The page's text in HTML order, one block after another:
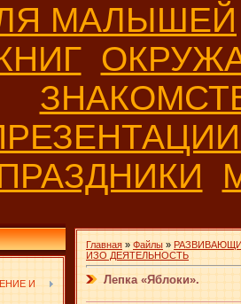
МАЛЫШЕЙ
И
Главная » Файлы »
ИЗО ДЕЯТЕЛЬНОСТЬ
Лепка «Яблоки».